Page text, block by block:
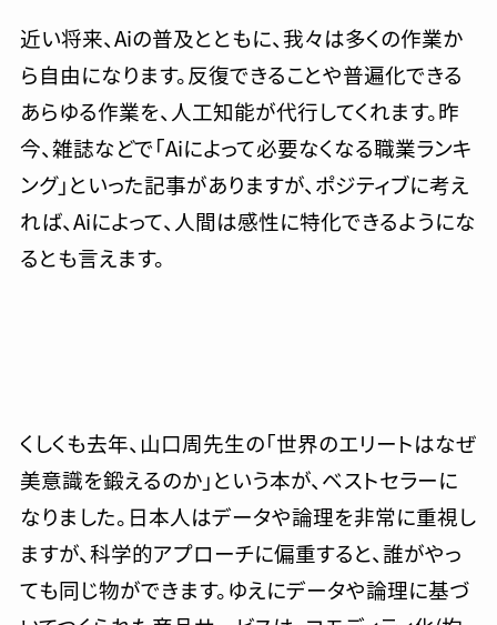
近い将来、Aiの普及とともに、我々は多くの作業か
ら自由になります。反復できることや普遍化できる
あらゆる作業を、人工知能が代行してくれます。昨
今、雑誌などで「Aiによって必要なくなる職業ランキ
ング」といった記事がありますが、ポジティブに考え
れば、Aiによって、人間は感性に特化できるようにな
るとも言えます。
くしくも去年、山口周先生の「世界のエリートはなぜ
美意識を鍛えるのか」という本が、ベストセラーに
なりました。日本人はデータや論理を非常に重視し
ますが、科学的アプローチに偏重すると、誰がやっ
ても同じ物ができます。ゆえにデータや論理に基づ